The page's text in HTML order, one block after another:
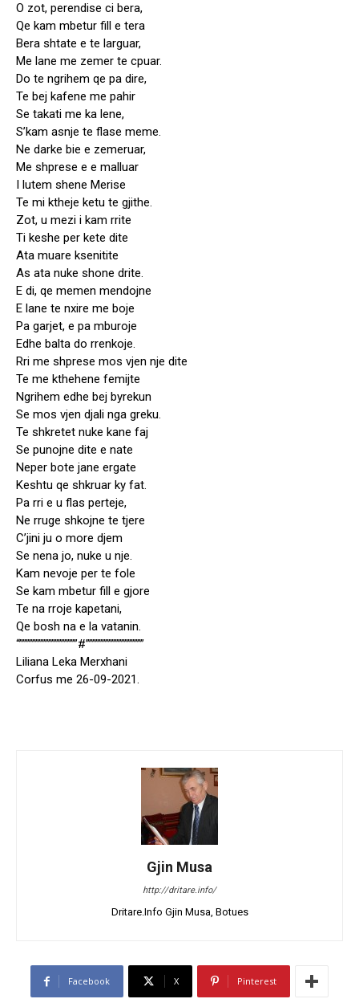
O zot, perendise ci bera,
Qe kam mbetur fill e tera
Bera shtate e te larguar,
Me lane me zemer te cpuar.
Do te ngrihem qe pa dire,
Te bej kafene me pahir
Se takati me ka lene,
S’kam asnje te flase meme.
Ne darke bie e zemeruar,
Me shprese e e malluar
I lutem shene Merise
Te mi ktheje ketu te gjithe.
Zot, u mezi i kam rrite
Ti keshe per kete dite
Ata muare ksenitite
As ata nuke shone drite.
E di, qe memen mendojne
E lane te nxire me boje
Pa garjet, e pa mburoje
Edhe balta do rrenkoje.
Rri me shprese mos vjen nje dite
Te me kthehene femijte
Ngrihem edhe bej byrekun
Se mos vjen djali nga greku.
Te shkretet nuke kane faj
Se punojne dite e nate
Neper bote jane ergate
Keshtu qe shkruar ky fat.
Pa rri e u flas perteje,
Ne rruge shkojne te tjere
C’jini ju o more djem
Se nena jo, nuke u nje.
Kam nevoje per te fole
Se kam mbetur fill e gjore
Te na rroje kapetani,
Qe bosh na e la vatanin.
“””””””””””””””””””#””””””””””””””””””
Liliana Leka Merxhani
Corfus me 26-09-2021.
Gjin Musa
http://dritare.info/
Dritare.Info Gjin Musa, Botues
Facebook X Pinterest